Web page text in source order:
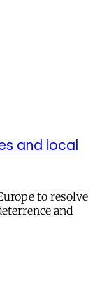
and local
to resolve
and